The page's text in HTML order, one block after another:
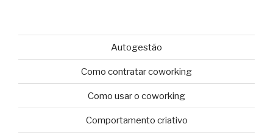
Autogestão
Como contratar coworking
Como usar o coworking
Comportamento criativo